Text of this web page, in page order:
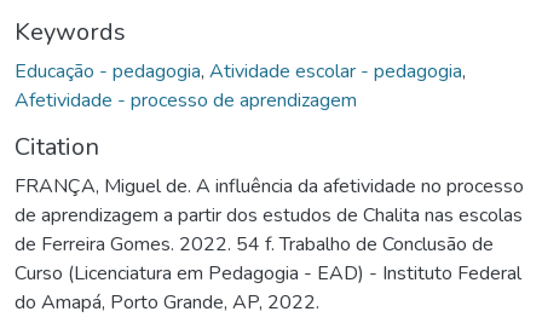
Keywords
Educação - pedagogia, Atividade escolar - pedagogia,
Afetividade - processo de aprendizagem
Citation
FRANÇA, Miguel de. A influência da afetividade no processo
de aprendizagem a partir dos estudos de Chalita nas escolas
de Ferreira Gomes. 2022. 54 f. Trabalho de Conclusão de
Curso (Licenciatura em Pedagogia - EAD) - Instituto Federal
do Amapá, Porto Grande, AP, 2022.